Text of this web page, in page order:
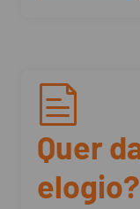
Quer
elogio?